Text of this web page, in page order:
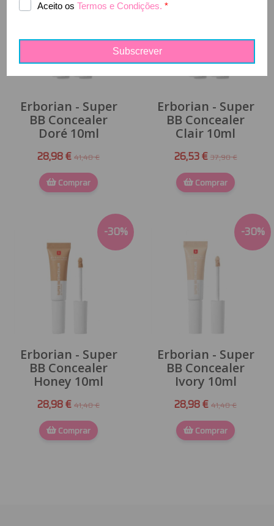
Erborian - Super
BB Concealer
Doré 10ml
28,98 € 41,40 €
Comprar
Erborian - Super
BB Concealer
Clair 10ml
26,53 €37,90 €
Comprar
-30%
Erborian - Super
BB Concealer
Honey 10ml
28,98 € 41,40 €
Comprar
-30%
Erborian - Super
BB Concealer
Ivory 10ml
28,98 € 41,40 €
Comprar